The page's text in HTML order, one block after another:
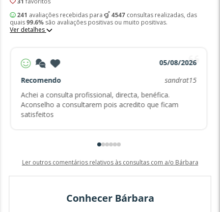
241 avaliações recebidas para 4547consultas realizadas, das
quais99.6%são avaliações positivas ou muito positivas.
Ver detalhes
05/08/2026
Recomendo
sandrat15
Achei a consulta profissional, directa, benéfica.
Aconselho a consultarem pois acredito que ficam
satisfeitos
Ler outros comentários relativos às consultas com a/o Bárbara
Conhecer Bárbara